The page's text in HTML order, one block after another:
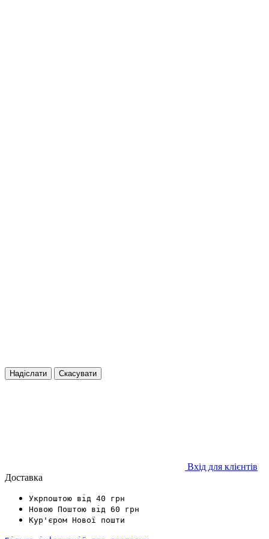
Надіслати Скасувати
Вхід для клієнтів
Доставка
Укрпоштою від 40 грн
Новою Поштою від 60 грн
Кур'єром Нової пошти